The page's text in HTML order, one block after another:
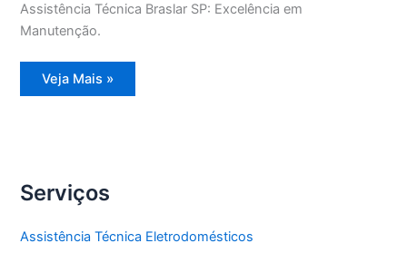
Assistência Técnica Braslar SP: Excelência em
Manutenção.
Assistência
Técnica
Veja Mais »
Serviços
Assistência Técnica Eletrodomésticos